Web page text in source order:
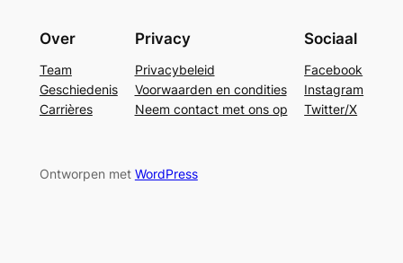
Over
Team
Geschiedenis
Carrières
Privacy
Privacybeleid
Voorwaarden en condities
Neem contact met ons op
Sociaal
Facebook
Instagram
Twitter/X
Ontworpen met WordPress